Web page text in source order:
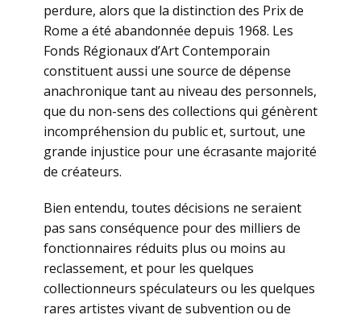
perdure, alors que la distinction des Prix de
Rome a été abandonnée depuis 1968. Les
Fonds Régionaux d’Art Contemporain
constituent aussi une source de dépense
anachronique tant au niveau des personnels,
que du non-sens des collections qui génèrent
incompréhension du public et, surtout, une
grande injustice pour une écrasante majorité
de créateurs.
Bien entendu, toutes décisions ne seraient
pas sans conséquence pour des milliers de
fonctionnaires réduits plus ou moins au
reclassement, et pour les quelques
collectionneurs spéculateurs ou les quelques
rares artistes vivant de subvention ou de